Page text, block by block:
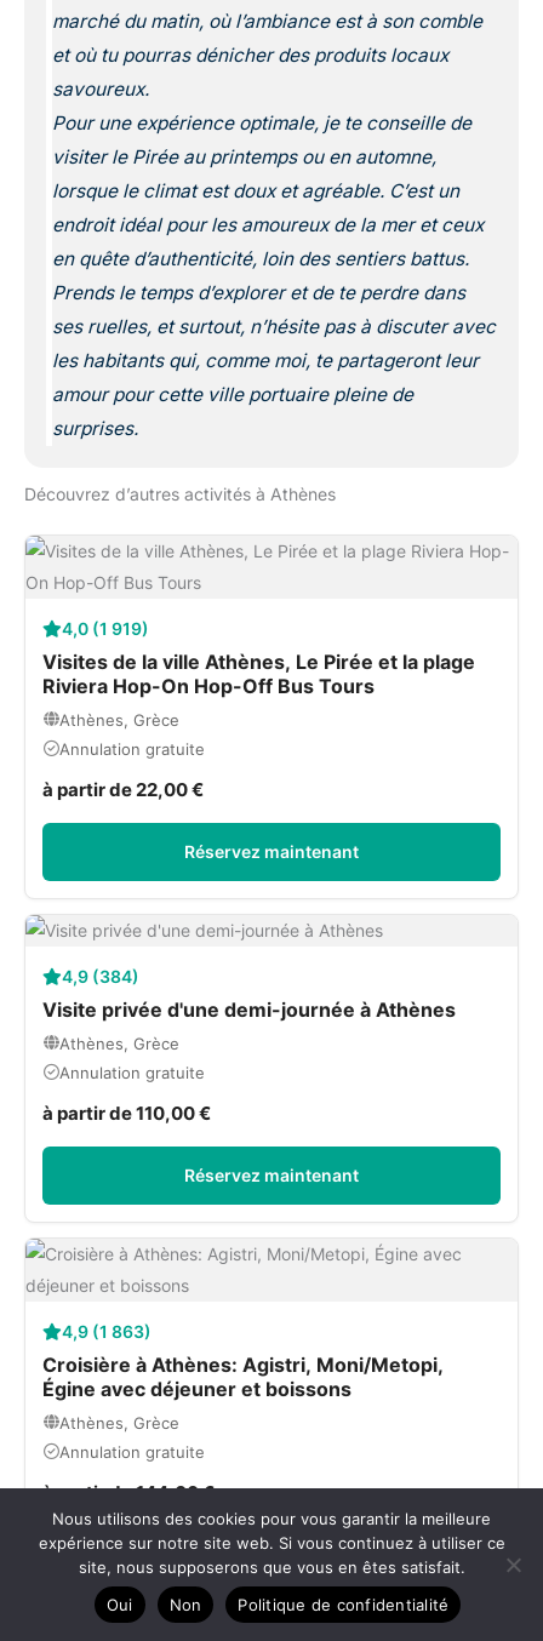
marché du matin, où l’ambiance est à son comble
et où tu pourras dénicher des produits locaux
savoureux.
Pour une expérience optimale, je te conseille de
visiter le Pirée au printemps ou en automne,
lorsque le climat est doux et agréable. C’est un
endroit idéal pour les amoureux de la mer et ceux
en quête d’authenticité, loin des sentiers battus.
Prends le temps d’explorer et de te perdre dans
ses ruelles, et surtout, n’hésite pas à discuter avec
les habitants qui, comme moi, te partageront leur
amour pour cette ville portuaire pleine de
surprises.
Découvrez d’autres activités à Athènes
4,0 (1 919)
Visites de la ville Athènes, Le Pirée et la plage
Riviera Hop-On Hop-Off Bus Tours
Athènes, Grèce
Annulation gratuite
à partir de 22,00 €
Réservez maintenant
4,9 (384)
Visite privée d'une demi-journée à Athènes
Athènes, Grèce
Annulation gratuite
à partir de 110,00 €
Réservez maintenant
4,9 (1 863)
Croisière à Athènes: Agistri, Moni/Metopi,
Égine avec déjeuner et boissons
Athènes, Grèce
Annulation gratuite
à partir de 144,00 €
Réservez maintenant
Nous utilisons des cookies pour vous garantir la meilleure
expérience sur notre site web. Si vous continuez à utiliser ce
site, nous supposerons que vous en êtes satisfait.
Oui
Non Politique de confidentialité